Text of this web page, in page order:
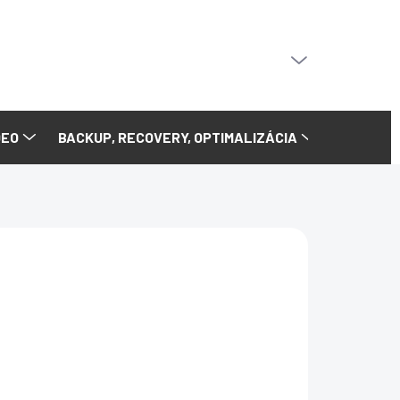
BACKUP, RECOVERY, OPTIMALIZÁCIA